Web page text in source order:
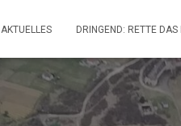
AKTUELLES DRINGEND: RETTE DAS